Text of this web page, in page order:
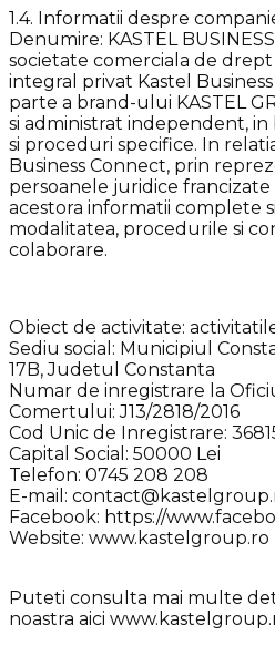
1.4. Informatii despre
Denumire: KASTEL BUSINESS
societate comerciala de drept
integral privat Kastel Business
parte a brand-ului KASTEL
si administrat independent,
si proceduri specifice. In
Business Connect, prin
persoanele juridice
acestora informatii complete
modalitatea, procedurile si
colaborare.
Obiect de activitate:
Sediu social: Municipiul
17B, Judetul Constanta
Numar de inregistrare la
Comertului: J13/2818/2016
Cod Unic de Inregistrare:
Capital Social: 50000 Lei
Telefon: 0745 208 208
E-mail:
Facebook: https://
Website: www.kastelgroup.ro
Puteti consulta mai multe
noastra aici